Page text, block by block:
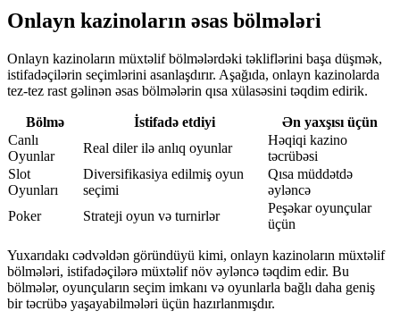
Onlayn kazinoların əsas bölmələri
Onlayn kazinoların müxtəlif bölmələrdəki təkliflərini başa düşmək,
istifadəçilərin seçimlərini asanlaşdırır. Aşağıda, onlayn kazinolarda
tez-tez rast gəlinən əsas bölmələrin qısa xülasəsini təqdim edirik.
Bölmə İstifadə etdiyi
Ən yaxşısı üçün
Canlı
Oyunlar
Real diler ilə anlıq oyunlar
Həqiqi kazino
təcrübəsi
Slot
Oyunları
Diversifikasiya edilmiş oyun
seçimi
Qısa müddətdə
əyləncə
Poker
Strateji oyun və turnirlər
Peşəkar oyunçular
üçün
Yuxarıdakı cədvəldən göründüyü kimi, onlayn kazinoların müxtəlif
bölmələri, istifadəçilərə müxtəlif növ əyləncə təqdim edir. Bu
bölmələr, oyunçuların seçim imkanı və oyunlarla bağlı daha geniş
bir təcrübə yaşayabilmələri üçün hazırlanmışdır.